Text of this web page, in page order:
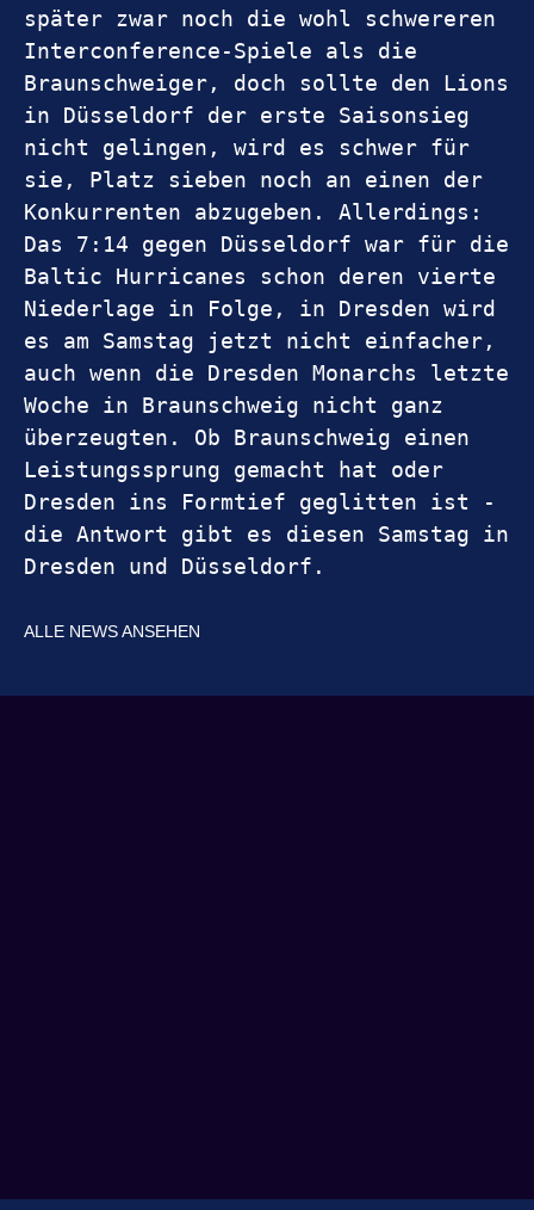
später zwar noch die wohl schwereren
Interconference-Spiele als die
Braunschweiger, doch sollte den Lions
in Düsseldorf der erste Saisonsieg
nicht gelingen, wird es schwer für
sie, Platz sieben noch an einen der
Konkurrenten abzugeben. Allerdings:
Das 7:14 gegen Düsseldorf war für die
Baltic Hurricanes schon deren vierte
Niederlage in Folge, in Dresden wird
es am Samstag jetzt nicht einfacher,
auch wenn die Dresden Monarchs letzte
Woche in Braunschweig nicht ganz
überzeugten. Ob Braunschweig einen
Leistungssprung gemacht hat oder
Dresden ins Formtief geglitten ist -
die Antwort gibt es diesen Samstag in
Dresden und Düsseldorf.
ALLE NEWS ANSEHEN